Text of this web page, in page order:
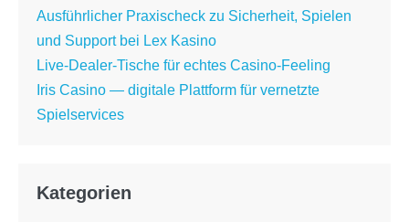
Ausführlicher Praxischeck zu Sicherheit, Spielen
und Support bei Lex Kasino
Live-Dealer-Tische für echtes Casino-Feeling
Iris Casino — digitale Plattform für vernetzte
Spielservices
Kategorien